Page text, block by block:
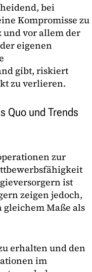
bei
Kompromisse zu
und vor allem der
eigenen
gibt, riskiert
zu verlieren.
Quo und Trends
zur
ist
zeigen jedoch,
Maße als
erhalten und den
im